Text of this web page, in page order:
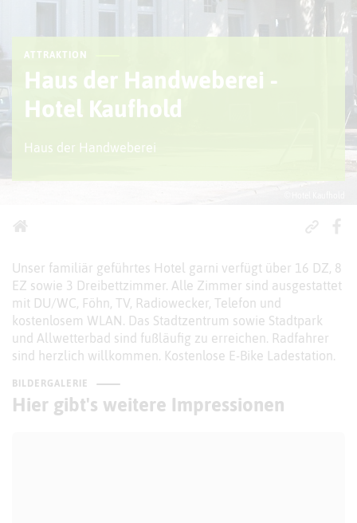
ATTRAKTION
Haus der Handweberei -
Hotel Kaufhold
Haus der Handweberei
Unser familiär geführtes Hotel garni verfügt über 16 DZ, 8
EZ sowie 3 Dreibettzimmer. Alle Zimmer sind ausgestattet
mit DU/WC, Föhn, TV, Radiowecker, Telefon und
kostenlosem WLAN. Das Stadtzentrum sowie Stadtpark
und Allwetterbad sind fußläufig zu erreichen. Radfahrer
sind herzlich willkommen. Kostenlose E-Bike Ladestation.
BILDERGALERIE
Hier gibt's weitere Impressionen